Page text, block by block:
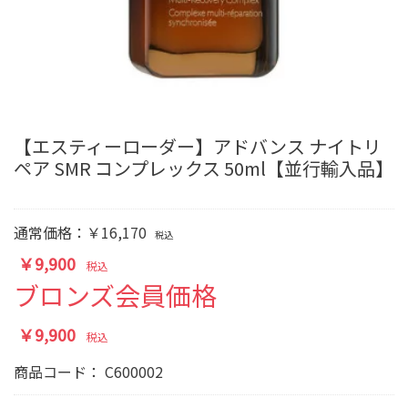
【エスティーローダー】アドバンス ナイトリ
ペア SMR コンプレックス 50ml【並行輸入品】
通常価格：￥16,170 税込
￥9,900 税込
ブロンズ会員価格
￥9,900 税込
商品コード： C600002